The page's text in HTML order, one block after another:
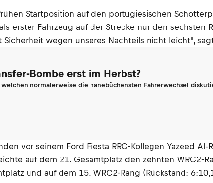
Startposition auf den portugiesischen
erster Fahrzeug auf der Strecke nur den sechsten
wegen unseres Nachteils nicht leicht",
Bombe erst im Herbst?
normalerweise die hanebüchensten Fahrerwechsel
vor seinem Ford Fiesta RRC-Kollegen Yazeed
auf dem 21. Gesamtplatz den zehnten WRC2-
und auf dem 15. WRC2-Rang (Rückstand: